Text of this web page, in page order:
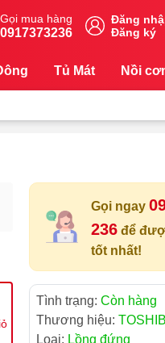
Gọi mua hàng
0917373236
Đăng
Đăng ký
Tủ Mát Nồi
Gọi ngay
236để
tốt nhất!
Tình trạng: Còn hàng
Thương hiệu:
Loại: Lồng đứng